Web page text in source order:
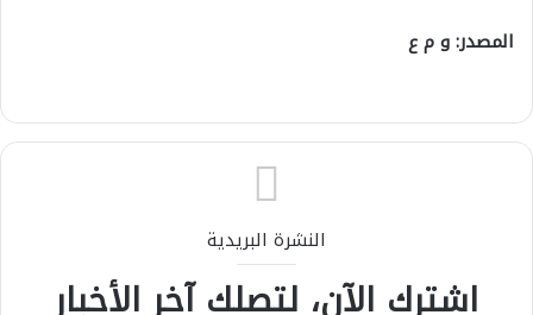
المصدر: و م ع
النشرة البريدية
اشترك الآن، لتصلك آخر الأخبار